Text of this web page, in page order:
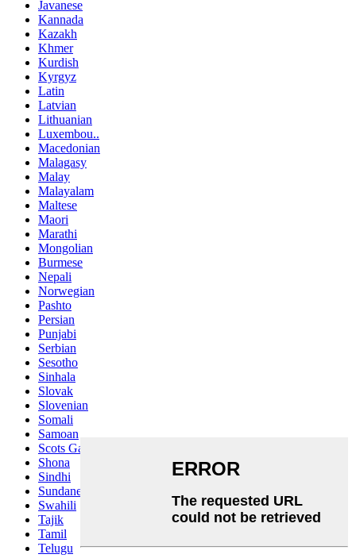
Javanese
Kannada
Kazakh
Khmer
Kurdish
Kyrgyz
Latin
Latvian
Lithuanian
Luxembou..
Macedonian
Malagasy
Malay
Malayalam
Maltese
Maori
Marathi
Mongolian
Burmese
Nepali
Norwegian
Pashto
Persian
Punjabi
Serbian
Sesotho
Sinhala
Slovak
Slovenian
Somali
Samoan
Scots Gaelic
Shona
Sindhi
Sundanese
Swahili
Tajik
Tamil
Telugu